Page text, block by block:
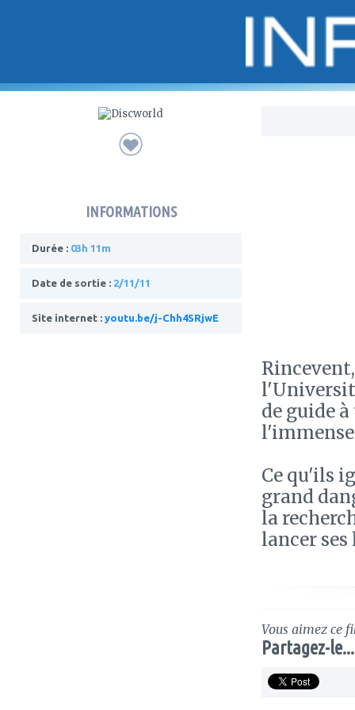
INFORMATIONS
Durée : 03h 11m
Date de sortie : 2/11/11
Site internet : youtu.be/j-Chh4SRjwE
de guide
Ce qu'ils
grand
la
lancer
Vous aimez ce
Partagez-le...